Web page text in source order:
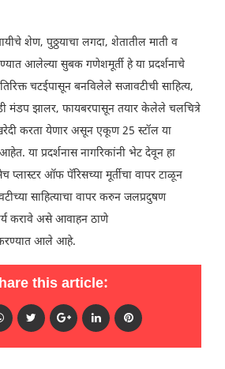
शेण, पुठ्ठयाचा लगदा, शेतातील माती व
आलेल्या सुबक गणेशमूर्ती हे या प्रदर्शनाचे
चटईपासून बनविलेले सजावटीची साहित्य,
मंडप झालर, फायबरपासून तयार केलेले चलचित्रे
खरेदी करता येणार असून एकूण 25 स्टॉल या
या प्रदर्शनास नागरिकांनी भेट देवून हा
प्लास्टर ऑफ पॅरिसच्या मूर्तीचा वापर टाळून
साहित्याचा वापर करुन जलप्रदुषण
करावे असे आवाहन ठाणे
करण्यात आले आहे.
this article: